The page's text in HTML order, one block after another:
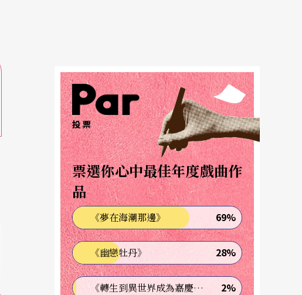
投票
票選你心中最佳年度戲曲作
品
《夢在海潮那邊》 69%
《幽戀牡丹》 28%
《轉生到異世界成為嘉慶君—發現我的祖先是詐騙集團!?》 2%